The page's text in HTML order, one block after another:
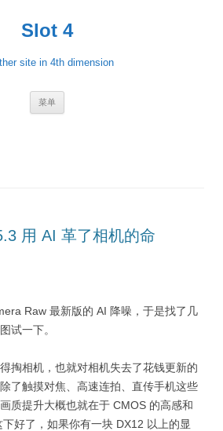
Slot 4
site in 4th dimension
菜单
用 AI 革了相机的命
Raw 最新版的 AI 降噪，于是找了几
试一下。
掏相机，也就对相机失去了花钱更新的
了触摸对焦、高速连拍、直传手机这些
质提升大概也就在于 CMOS 的高感和
好了，如果你有一块 DX12 以上的显